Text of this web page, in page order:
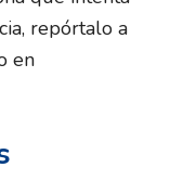
repórtalo a
en